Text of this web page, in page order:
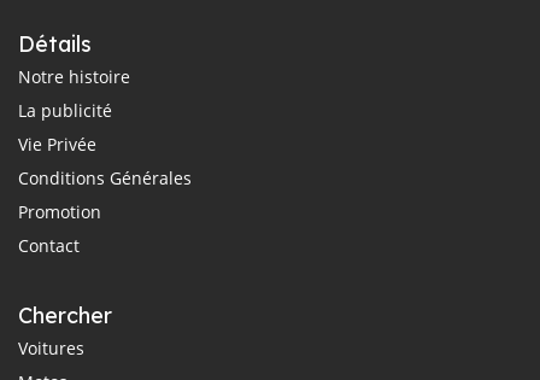
Détails
Notre histoire
La publicité
Vie Privée
Conditions Générales
Promotion
Contact
Chercher
Voitures